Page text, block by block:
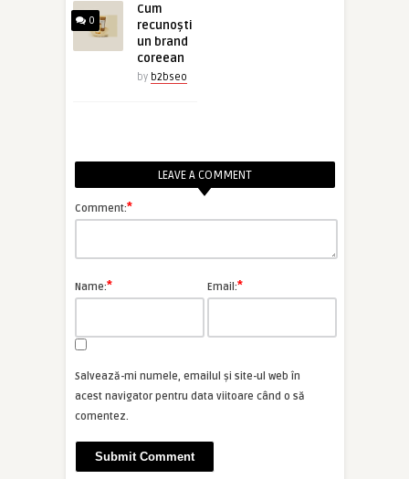
0
Cum
recunoști
un brand
coreean
by b2bseo
LEAVE A COMMENT
Comment:*
Name:* Email:*
Salvează-mi numele, emailul și site-ul web în
acest navigator pentru data viitoare când o să
comentez.